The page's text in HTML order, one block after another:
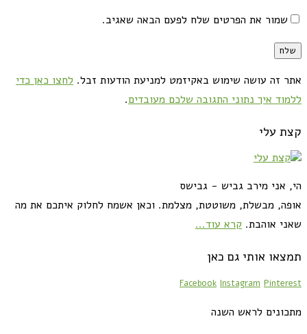
שמור את הפרטים שלח לפעם הבאה שאגיב.
אתר זה עושה שימוש באקיזמט למניעת הודעות זבל. לחצו כאן כדי
ללמוד איך נתוני התגובה שלכם מעובדים.
קצת עלי
הי, אני מירב גביש - גבישס
אופה, מבשלת, משוטטת, מצלמת. וכאן אשמח לחלוק איתכם את מה
שאני אוהבת. קרא עוד...
תמצאו אותי גם כאן
Facebook Instagram Pinterest
מתכונים לראש השנה